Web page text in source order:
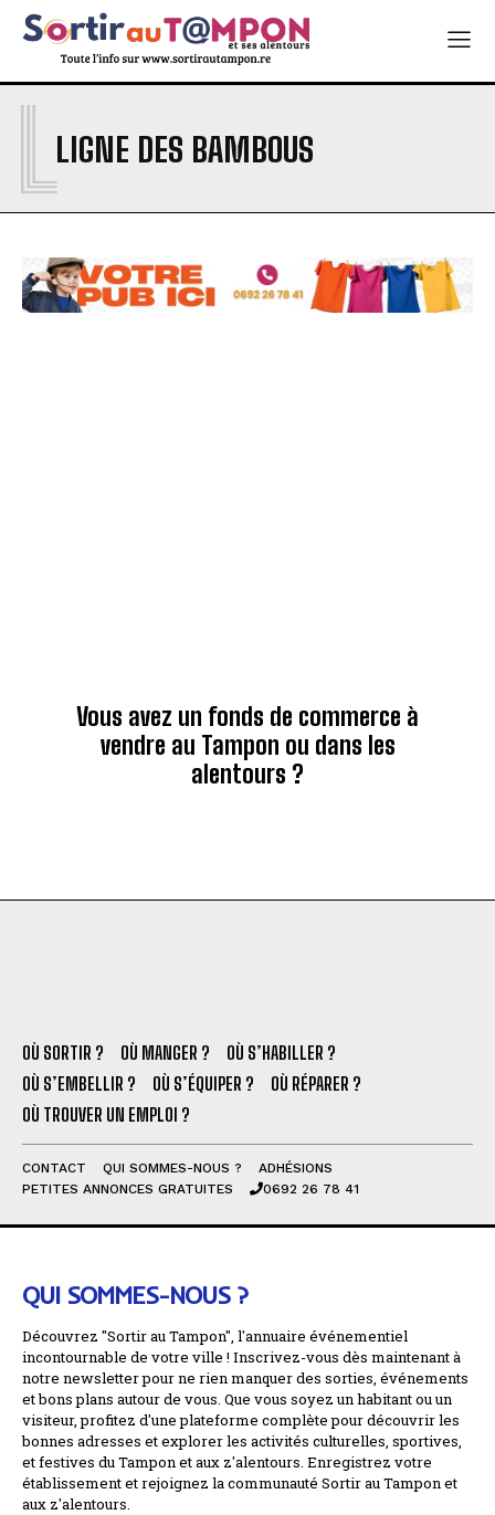
LIGNE DES BAMBOUS
L
Vous avez un fonds de commerce à
vendre au Tampon ou dans les
alentours ?
OÙ SORTIR ? OÙ MANGER ?
OÙ S’HABILLER ?
OÙ S’EMBELLIR ?
OÙ S’ÉQUIPER ?
OÙ RÉPARER ?
OÙ TROUVER UN EMPLOI ?
CONTACT QUI SOMMES-NOUS ?
ADHÉSIONS
PETITES ANNONCES GRATUITES
0692 26 78 41
QUI SOMMES-NOUS ?
Découvrez "Sortir au Tampon", l'annuaire événementiel
incontournable de votre ville ! Inscrivez-vous dès maintenant à
notre newsletter pour ne rien manquer des sorties, événements
et bons plans autour de vous. Que vous soyez un habitant ou un
visiteur, profitez d'une plateforme complète pour découvrir les
bonnes adresses et explorer les activités culturelles, sportives,
et festives du Tampon et aux z'alentours. Enregistrez votre
établissement et rejoignez la communauté Sortir au Tampon et
aux z'alentours.